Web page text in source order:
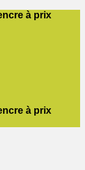
à prix
à prix